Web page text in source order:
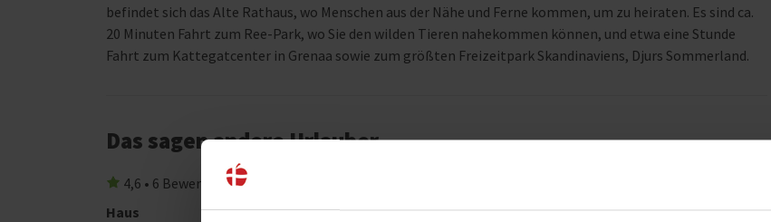
befindet sich das Alte Rathaus, wo Menschen aus der Nähe und Ferne kommen, um zu heiraten. Es sind ca.
20 Minuten Fahrt zum Ree-Park, wo Sie den wilden Tieren nahekommen können, und etwa eine Stunde
Fahrt zum Kattegatcenter in Grenaa sowie zum größten Freizeitpark Skandinaviens, Djurs Sommerland.
Das sagen andere Urlauber
4,6 • 6 Bewertungen
Haus
Grundstück
Bereich